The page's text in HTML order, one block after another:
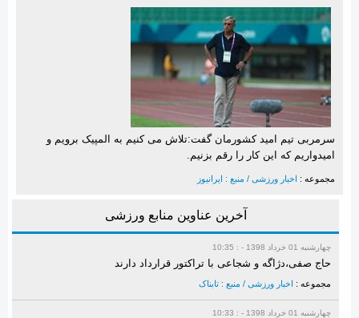
سرمربی تیم امید کشورمان گفت:تلاش می کنیم به المپیک برویم و
امیدواریم که این کار را رقم بزنیم.
مجموعه : اخبار ورزشی / منبع : ایرانیوز
آخرین عناوین منابع ورزشی
چهارشنبه 01 خرداد 1398 - : 10:35
حاج صفی،دژاگه و شجاعی با تراکتور قرارداد دارند
مجموعه : اخبار ورزشی / منبع : تابناک
چهارشنبه 01 خرداد 1398 - : 10:33